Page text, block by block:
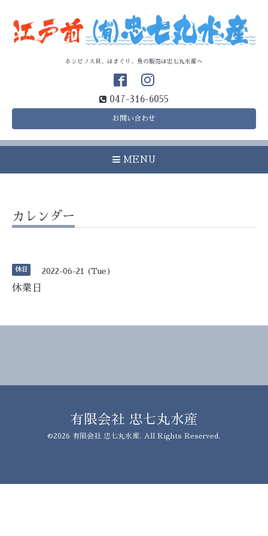
ホンビノス貝、はまぐり、魚の販売は忠七丸水産へ
047-316-6055
お問い合わせ
MENU
カレンダー
休日 2022-06-21 (Tue)
休業日
有限会社 忠七丸水産
©2026 有限会社 忠七丸水産. All Rights Reserved.